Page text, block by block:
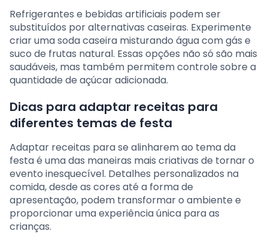
Refrigerantes e bebidas artificiais podem ser
substituídos por alternativas caseiras. Experimente
criar uma soda caseira misturando água com gás e
suco de frutas natural. Essas opções não só são mais
saudáveis, mas também permitem controle sobre a
quantidade de açúcar adicionada.
Dicas para adaptar receitas para
diferentes temas de festa
Adaptar receitas para se alinharem ao tema da
festa é uma das maneiras mais criativas de tornar o
evento inesquecível. Detalhes personalizados na
comida, desde as cores até a forma de
apresentação, podem transformar o ambiente e
proporcionar uma experiência única para as
crianças.